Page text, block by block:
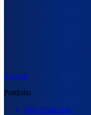
Accueil
Portfolio
Sites Front-end